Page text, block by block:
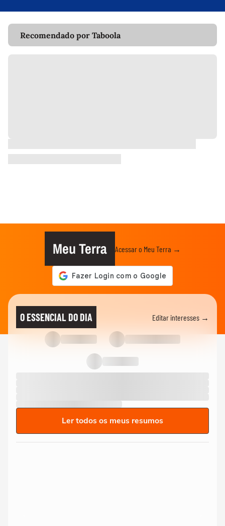
Recomendado por Taboola
Meu Terra Acessar o Meu Terra →
O ESSENCIAL DO DIA Editar interesses →
Ler todos os meus resumos